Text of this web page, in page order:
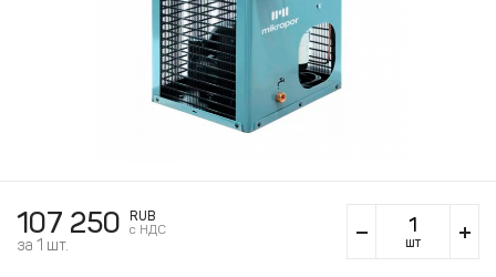
107 250
RUB
c НДС
за 1 шт. шт